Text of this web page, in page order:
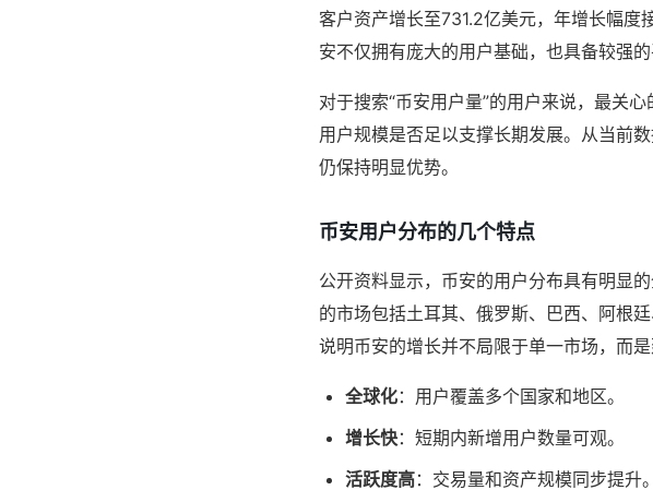
客户资产增长至731.2亿美元，年增长幅
安不仅拥有庞大的用户基础，也具备较强
对于搜索“币安用户量”的用户来说，最关
用户规模是否足以支撑长期发展。从当前
仍保持明显优势。
币安用户分布的几个特点
公开资料显示，币安的用户分布具有明显
的市场包括土耳其、俄罗斯、巴西、阿根
说明币安的增长并不局限于单一市场，而是
全球化：用户覆盖多个国家和地区。
增长快：短期内新增用户数量可观。
活跃度高：交易量和资产规模同步提升。